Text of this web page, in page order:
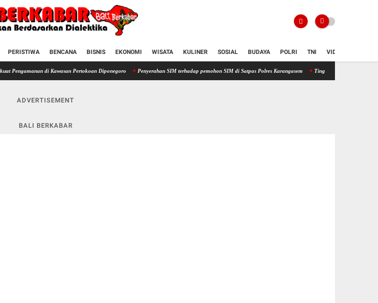
PERISTIWA BENCANA BISNIS EKONOMI WISATA KULINER SOSIAL BUDAYA POLRI TNI VIDIO
di Kawasan Pertokoan Diponegoro Penyerahan SIM terhadap pemohon SIM di Satpas Polres Karangasem Tingkatkan Kualitas Pelayanan Publik,
ADVERTISEMENT
BALI BERKABAR